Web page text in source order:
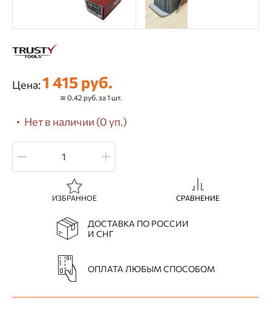
Нет в наличии (0 уп.)
Цена:1 415 руб.
≅ 0.42 руб. за 1 шт.
ИЗБРАННОЕ СРАВНЕНИЕ
ДОСТАВКА ПО РОССИИ
И СНГ
ОПЛАТА ЛЮБЫМ СПОСОБОМ